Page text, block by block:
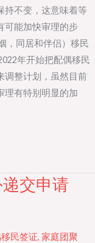
持不变，这意味着等
可能加快审理的步
，同居和伴侣）移民
年开始把配偶移民
调整计划，虽然目前
理有特别明显的加
交申请
民签证, 家庭团聚